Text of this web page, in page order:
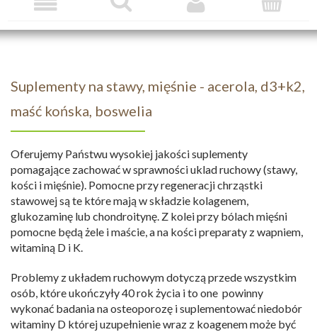
Suplementy na stawy, mięśnie - acerola, d3+k2,
maść końska, boswelia
Oferujemy Państwu wysokiej jakości suplementy
pomagające zachować w sprawności uklad ruchowy (stawy,
kości i mięśnie). Pomocne przy regeneracji chrząstki
stawowej są te które mają w składzie kolagenem,
glukozaminę lub chondroitynę. Z kolei przy bólach mięśni
pomocne będą żele i maście, a na kości preparaty z wapniem,
witaminą D i K.
Problemy z układem ruchowym dotyczą przede wszystkim
osób, które ukończyły 40 rok życia i to one powinny
wykonać badania na osteoporozę i suplementować niedobór
witaminy D której uzupełnienie wraz z koagenem może być